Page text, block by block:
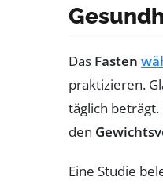
Das Fasten
praktizieren.
täglich
den
Eine Studie